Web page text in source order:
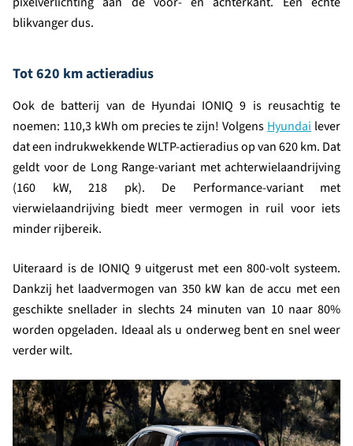
blikvanger dus.
Tot 620 km actieradius
Ook de batterij van de Hyundai IONIQ 9 is reusachtig te
noemen: 110,3 kWh om precies te zijn! Volgens Hyundai lever
dat een indrukwekkende WLTP-actieradius op van 620 km. Dat
geldt voor de Long Range-variant met achterwielaandrijving
(160 kW, 218 pk). De Performance-variant met
vierwielaandrijving biedt meer vermogen in ruil voor iets
minder rijbereik.
Uiteraard is de IONIQ 9 uitgerust met een 800-volt systeem.
Dankzij het laadvermogen van 350 kW kan de accu met een
geschikte snellader in slechts 24 minuten van 10 naar 80%
worden opgeladen. Ideaal als u onderweg bent en snel weer
verder wilt.